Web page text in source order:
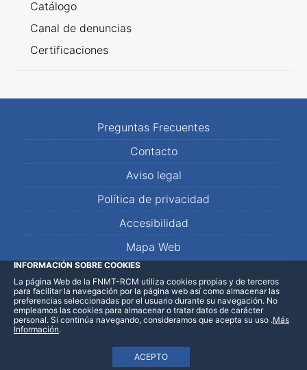
Catálogo
Canal de denuncias
Certificaciones
Preguntas Frecuentes
Contacto
Aviso legal
Política de privacidad
Accesibilidad
Mapa Web
LinkedInFacebookWhatsApp
INFORMACIÓN SOBRE COOKIES
La página Web de la FNMT-RCM utiliza cookies propias y de terceros
para facilitar la navegación por la página web así como almacenar las
preferencias seleccionadas por el usuario durante su navegación. No
empleamos las cookies para almacenar o tratar datos de carácter
personal. Si continúa navegando, consideramos que acepta su uso
ACEPTO
.Más
Información.